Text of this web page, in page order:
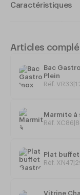
Caractéristiques
EntièrementAcier
Thermostat
Interrupteur et
Puissance: 1000W
Articles
Bac
Plein
Réf. VR33
Marmite à
Réf. XC86
Plat buffet
Réf. XN47
Vitrine